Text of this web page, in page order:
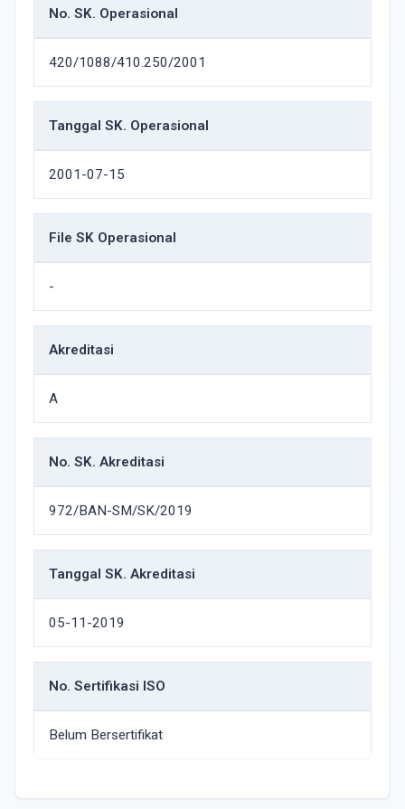
No. SK. Operasional
420/1088/410.250/2001
Tanggal SK. Operasional
2001-07-15
File SK Operasional
-
Akreditasi
A
No. SK. Akreditasi
972/BAN-SM/SK/2019
Tanggal SK. Akreditasi
05-11-2019
No. Sertifikasi ISO
Belum Bersertifikat